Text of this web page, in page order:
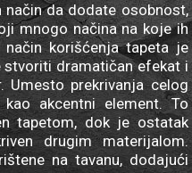
da dodate osobnost,
mnogo načina na koje ih
korišćenja tapeta je
stvoriti dramatičan efekat i
Umesto prekrivanja celog
akcentni element. To
tapetom, dok je ostatak
drugim materijalom.
na tavanu, dodajući